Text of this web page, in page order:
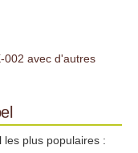
002 avec d'autres
les plus populaires :